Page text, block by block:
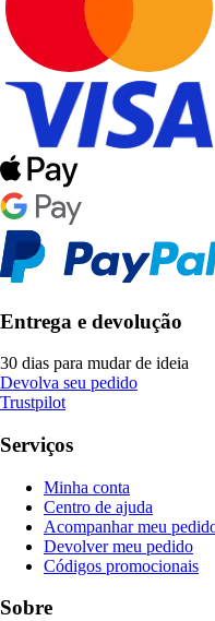
Entrega e devolução
30 dias para mudar de ideia
Devolva seu pedido
Trustpilot
Serviços
Minha conta
Centro de ajuda
Acompanhar meu
Devolver meu pedido
Códigos promocionais
Sobre